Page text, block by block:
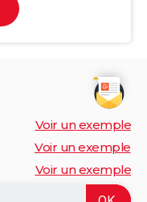
Voir un exemple
Voir un exemple
Voir un exemple